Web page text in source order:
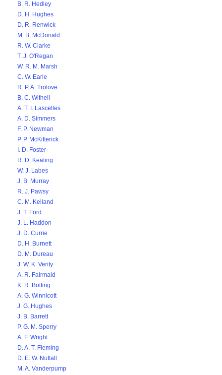
B. R. Hedley
D. H. Hughes
D. R. Renwick
M. B. McDonald
R. W. Clarke
T. J. O'Regan
W. R. M. Marsh
C. W. Earle
R. P. A. Trolove
B. C. Withell
A. T. I. Lascelles
A. D. Simmers
F. P. Newman
P. P. McKitterick
I. D. Foster
R. D. Keating
W. J. Labes
J. B. Murray
R. J. Pawsy
C. M. Kelland
J. T. Ford
J. L. Haddon
J. D. Currie
D. H. Burnett
D. M. Dureau
J. W. K. Verity
A. R. Fairmaid
K. R. Botting
A. G. Winnicott
J. G. Hughes
J. B. Barrett
P. G. M. Sperry
A. F. Wright
D. A. T. Fleming
D. E. W. Nuttall
M. A. Vanderpump